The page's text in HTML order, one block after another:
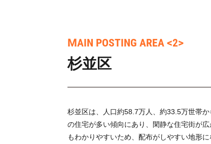
MAIN POSTING AREA <2>
杉並区
杉並区は、人口約58.7万人、約33.5万世帯
の住宅が多い傾向にあり、閑静な住宅街が
もわかりやすいため、配布がしやすい地形